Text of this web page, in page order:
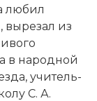
любил
вырезал из
в народной
учитель-
С. А.